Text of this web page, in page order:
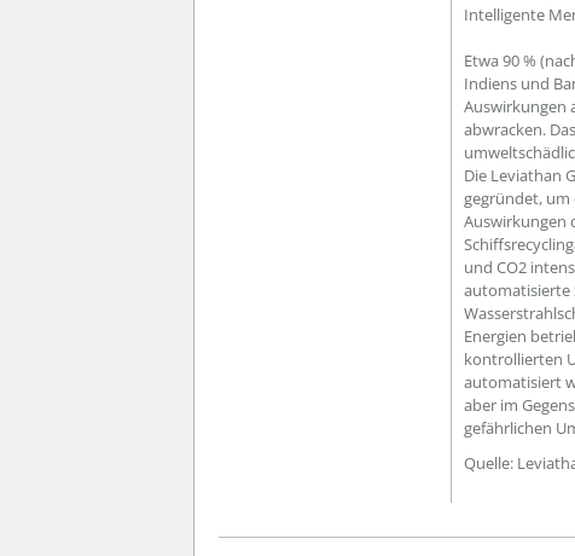
Intelligente
Etwa 90 %
Indiens und
Auswirkungen
abwracken.
Die Leviathan
gegründet, um
Auswirkungen
und CO2
automatisierte
Energien
kontrollierten
automatisiert
aber im
gefährlichen
Quelle: